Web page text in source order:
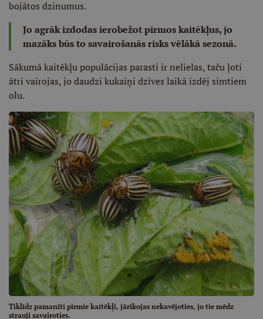
bojātos dzinumus.
Jo agrāk izdodas ierobežot pirmos kaitēkļus, jo
mazāks būs to savairošanās risks vēlākā sezonā.
Sākumā kaitēkļu populācijas parasti ir nelielas, taču ļoti
ātri vairojas, jo daudzi kukaiņi dzīves laikā izdēj simtiem
olu.
Tiklīdz pamanīti pirmie kaitēkļi, jārīkojas nekavējoties, jo tie mēdz
strauji savairoties.